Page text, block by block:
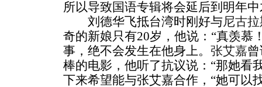
所以导致国语专辑将会延后到明年
刘德华飞抵台湾时刚好与尼古
奇的新娘只有20岁，他说：“真羡慕
事，绝不会发生在他身上。 张艾嘉
棒的电影，他听了抗议说：“那她看
下来希望能与张艾嘉合作，“她可以